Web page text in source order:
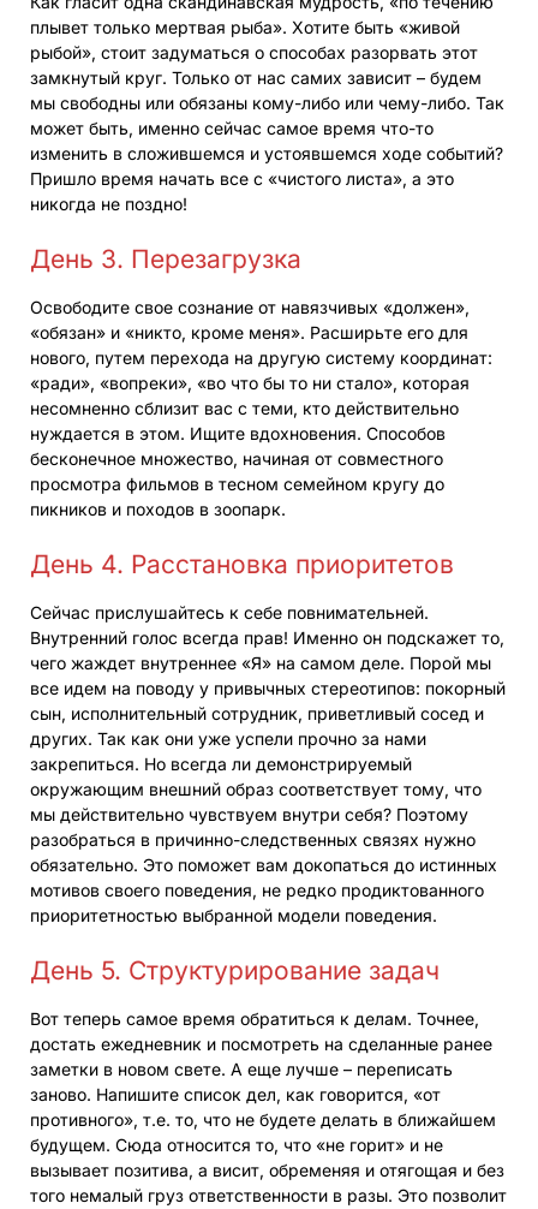
плывет только мертвая рыба». Хотите быть «живой
рыбой», стоит задуматься о способах разорвать этот
замкнутый круг. Только от нас самих зависит – будем
мы свободны или обязаны кому-либо или чему-либо. Так
может быть, именно сейчас самое время что-то
изменить в сложившемся и устоявшемся ходе событий?
Пришло время начать все с «чистого листа», а это
никогда не поздно!
День 3. Перезагрузка
Освободите свое сознание от навязчивых «должен»,
«обязан» и «никто, кроме меня». Расширьте его для
нового, путем перехода на другую систему координат:
«ради», «вопреки», «во что бы то ни стало», которая
несомненно сблизит вас с теми, кто действительно
нуждается в этом. Ищите вдохновения. Способов
бесконечное множество, начиная от совместного
просмотра фильмов в тесном семейном кругу до
пикников и походов в зоопарк.
День 4. Расстановка приоритетов
Сейчас прислушайтесь к себе повнимательней.
Внутренний голос всегда прав! Именно он подскажет то,
чего жаждет внутреннее «Я» на самом деле. Порой мы
все идем на поводу у привычных стереотипов: покорный
сын, исполнительный сотрудник, приветливый сосед и
других. Так как они уже успели прочно за нами
закрепиться. Но всегда ли демонстрируемый
окружающим внешний образ соответствует тому, что
мы действительно чувствуем внутри себя? Поэтому
разобраться в причинно-следственных связях нужно
обязательно. Это поможет вам докопаться до истинных
мотивов своего поведения, не редко продиктованного
приоритетностью выбранной модели поведения.
День 5. Структурирование задач
Вот теперь самое время обратиться к делам. Точнее,
достать ежедневник и посмотреть на сделанные ранее
заметки в новом свете. А еще лучше – переписать
заново. Напишите список дел, как говорится, «от
противного», т.е. то, что не будете делать в ближайшем
будущем. Сюда относится то, что «не горит» и не
вызывает позитива, а висит, обременяя и отягощая и без
того немалый груз ответственности в разы. Это позволит